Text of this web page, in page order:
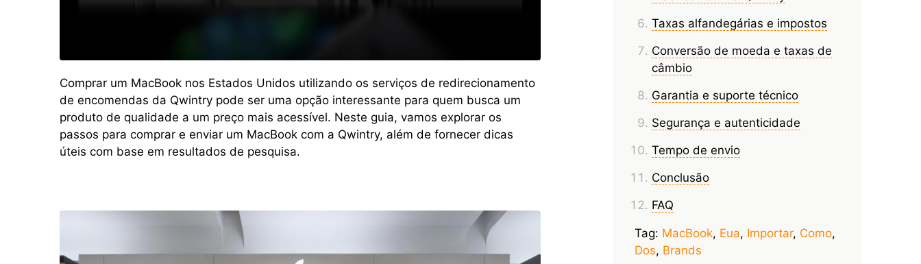
Taxas alfandegárias e impostos
Conversão de moeda e taxas de
câmbio
Garantia e suporte técnico
Segurança e autenticidade
Tempo de envio
Conclusão
FAQ
Tag: MacBook, Eua, Importar, Como,
Dos, Brands
Comprar um MacBook nos Estados Unidos utilizando os serviços de redirecionamento
de encomendas da Qwintry pode ser uma opção interessante para quem busca um
produto de qualidade a um preço mais acessível. Neste guia, vamos explorar os
passos para comprar e enviar um MacBook com a Qwintry, além de fornecer dicas
úteis com base em resultados de pesquisa.